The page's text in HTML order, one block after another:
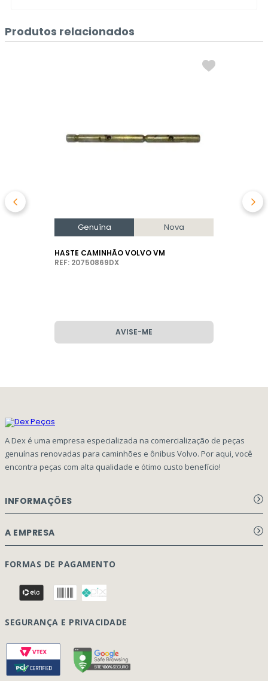
Produtos relacionados
Genuína Nova
HASTE CAMINHÃO VOLVO VM
REF: 20750869DX
AVISE-ME
A Dex é uma empresa especializada na comercialização de peças
genuínas renovadas para caminhões e ônibus Volvo. Por aqui, você
encontra peças com alta qualidade e ótimo custo benefício!
INFORMAÇÕES
Aviso de privacidade Dex Peças
Perguntas Frequentes
Formulário Garantia/Devolução
Rastreamento de pedidos
Vendas: (41) 3317-7470
A EMPRESA
Página Principal
Quem Somos
Onde Estamos
Contato
Blog
FORMAS DE PAGAMENTO
SEGURANÇA E PRIVACIDADE